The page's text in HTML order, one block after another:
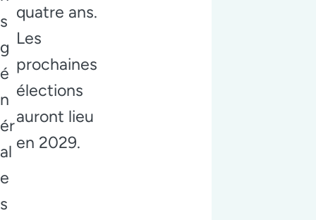
s
g
é
n
ér
al
e
s
quatre ans.
Les
prochaines
élections
auront lieu
en 2029.